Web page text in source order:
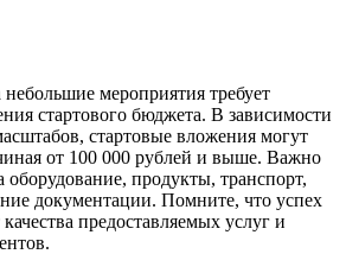
небольшие мероприятия требует
стартового бюджета. В зависимости
стартовые вложения могут
от 100 000 рублей и выше. Важно
оборудование, продукты, транспорт,
документации. Помните, что успех
предоставляемых услуг и